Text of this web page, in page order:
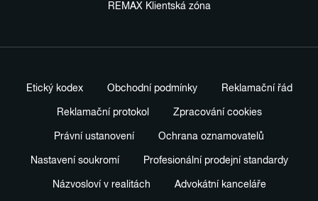
REMAX Klientská zóna
Etický kodex Obchodní podmínky Reklamační řád
Reklamační protokol Zpracování cookies
Právní ustanovení Ochrana oznamovatelů
Nastavení soukromí Profesionální prodejní standardy
Názvosloví v realitách Advokátní kanceláře